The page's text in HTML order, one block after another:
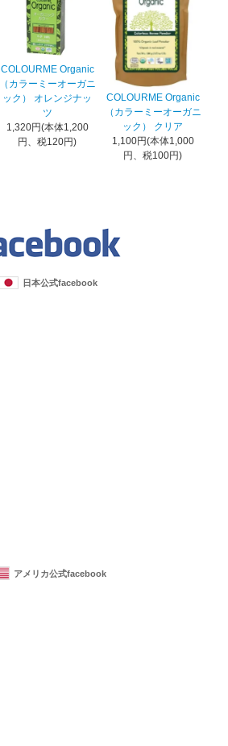
COLOURME Organic
（カラーミーオーガニ
ック） オレンジナッ
ツ
1,320円(本体1,200
円、税120円)
COLOURME Organic
（カラーミーオーガニ
ック） クリア
1,100円(本体1,000
円、税100円)
日本公式facebook
アメリカ公式facebook